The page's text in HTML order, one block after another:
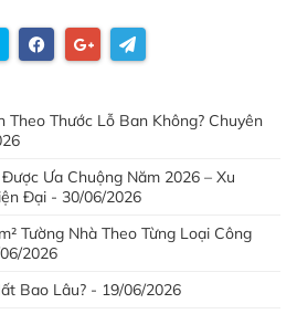
Theo Thước Lỗ Ban Không? Chuyên
Ưa Chuộng Năm 2026 – Xu
Đại - 30/06/2026
Tường Nhà Theo Từng Loại Công
2026
Bao Lâu? - 19/06/2026